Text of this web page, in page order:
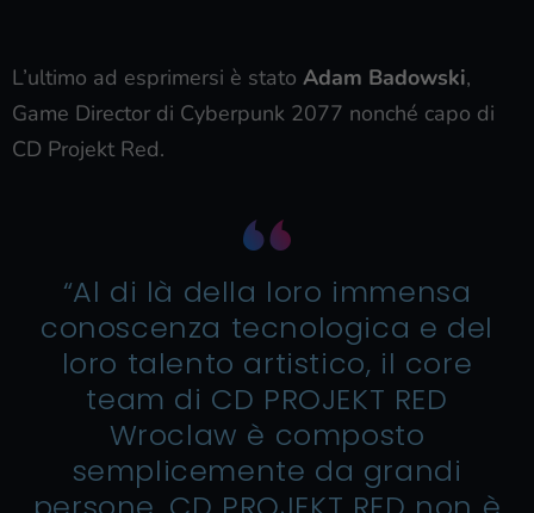
L’ultimo ad esprimersi è stato Adam Badowski,
Game Director di Cyberpunk 2077 nonché capo di
CD Projekt Red.
“Al di là della loro immensa
conoscenza tecnologica e del
loro talento artistico, il core
team di CD PROJEKT RED
Wroclaw è composto
semplicemente da grandi